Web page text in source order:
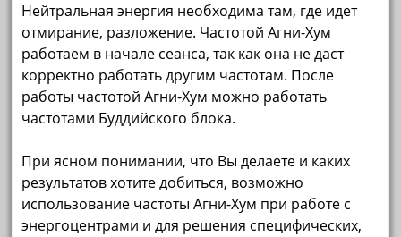
Нейтральная энергия необходима там, где идет
отмирание, разложение. Частотой Агни-Хум
работаем в начале сеанса, так как она не даст
корректно работать другим частотам. После
работы частотой Агни-Хум можно работать
частотами Буддийского блока.
При ясном понимании, что Вы делаете и каких
результатов хотите добиться, возможно
использование частоты Агни-Хум при работе с
энергоцентрами и для решения специфических,